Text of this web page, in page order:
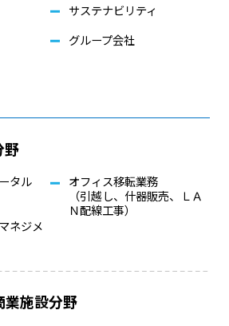
サステナビリティ
グループ会社
野
タル
ネジメ
オフィス移転業務
（引越し、什器販売、ＬＡ
Ｎ配線工事）
業施設分野